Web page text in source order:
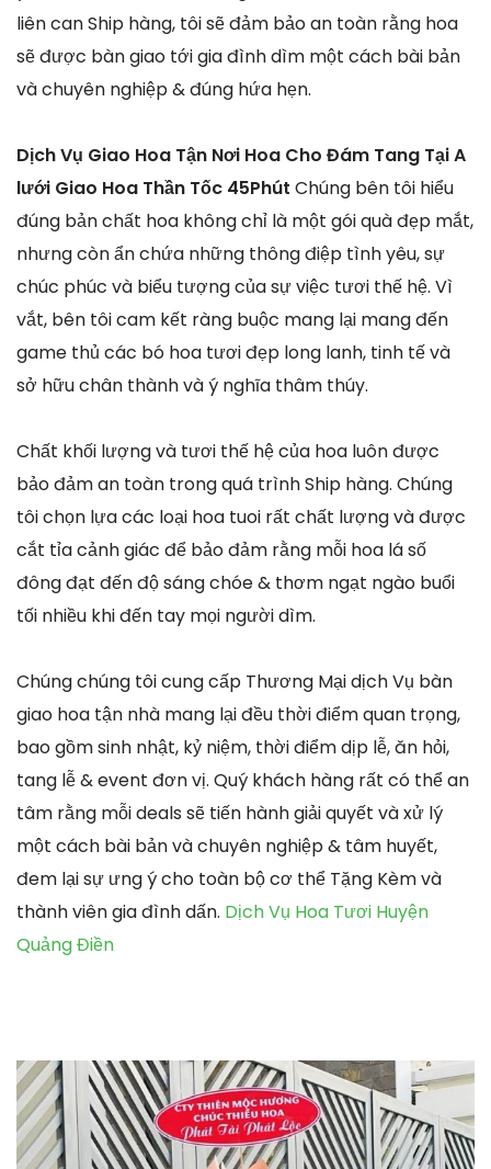
liên can Ship hàng, tôi sẽ đảm bảo an toàn rằng hoa
sẽ được bàn giao tới gia đình dìm một cách bài bản
và chuyên nghiệp & đúng hứa hẹn.
Dịch Vụ Giao Hoa Tận Nơi Hoa Cho Đám Tang Tại A
lưới Giao Hoa Thần Tốc 45Phút Chúng bên tôi hiểu
đúng bản chất hoa không chỉ là một gói quà đẹp mắt,
nhưng còn ẩn chứa những thông điệp tình yêu, sự
chúc phúc và biểu tượng của sự việc tươi thế hệ. Vì
vắt, bên tôi cam kết ràng buộc mang lại mang đến
game thủ các bó hoa tươi đẹp long lanh, tinh tế và
sở hữu chân thành và ý nghĩa thâm thúy.
Chất khối lượng và tươi thế hệ của hoa luôn được
bảo đảm an toàn trong quá trình Ship hàng. Chúng
tôi chọn lựa các loại hoa tuoi rất chất lượng và được
cắt tỉa cảnh giác để bảo đảm rằng mỗi hoa lá số
đông đạt đến độ sáng chóe & thơm ngạt ngào buổi
tối nhiều khi đến tay mọi người dìm.
Chúng chúng tôi cung cấp Thương Mại dịch Vụ bàn
giao hoa tận nhà mang lại đều thời điểm quan trọng,
bao gồm sinh nhật, kỷ niệm, thời điểm dịp lễ, ăn hỏi,
tang lễ & event đơn vị. Quý khách hàng rất có thể an
tâm rằng mỗi deals sẽ tiến hành giải quyết và xử lý
một cách bài bản và chuyên nghiệp & tâm huyết,
đem lại sự ưng ý cho toàn bộ cơ thể Tặng Kèm và
thành viên gia đình dấn. Dịch Vụ Hoa Tươi Huyện
Quảng Điền